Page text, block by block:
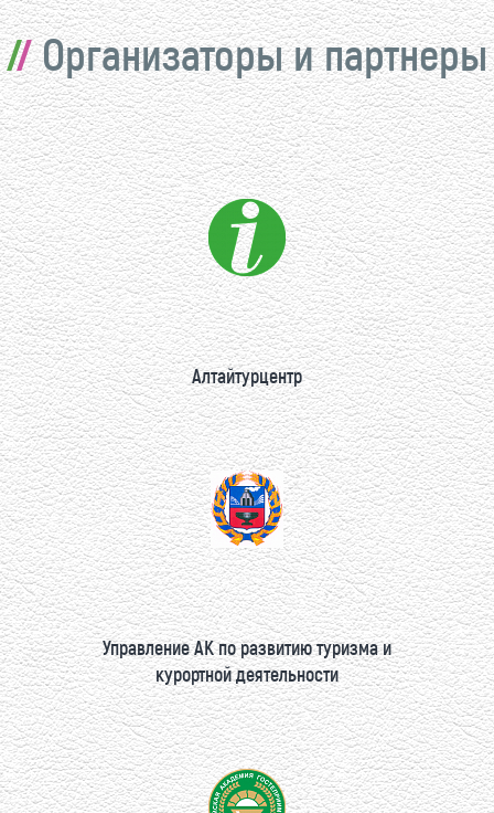
Организаторы и партнеры
Алтайтурцентр
Управление АК по развитию туризма и
курортной деятельности